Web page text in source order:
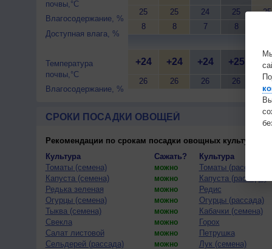
почвы,°C
Влагосодержание, %
Доступная влага, %
Температура
почвы,°C
Влагосодержание, %
25
8
25
8
24
7
25
8
25
+24
26
+24
26
+24
26
+25
26 26
СРОКИ ПОСАДКИ ОВОЩЕЙ
Рекомендации по срокам посадки овощных культур
Культура
Сажать? Культура
Томаты (семена)
можно Томаты (рассада)
Капуста (семена) можно Капуста (рассада)
Редька зеленая можно Редис
Огурцы (семена) можно Огурцы (рассада)
Тыква (семена) можно Кабачки (семена)
Свекла можно Горох
Салат листовой можно Петрушка
Сельдерей (рассада) можно Лук (семена)